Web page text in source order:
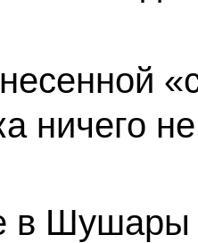
ничего
в Шушары